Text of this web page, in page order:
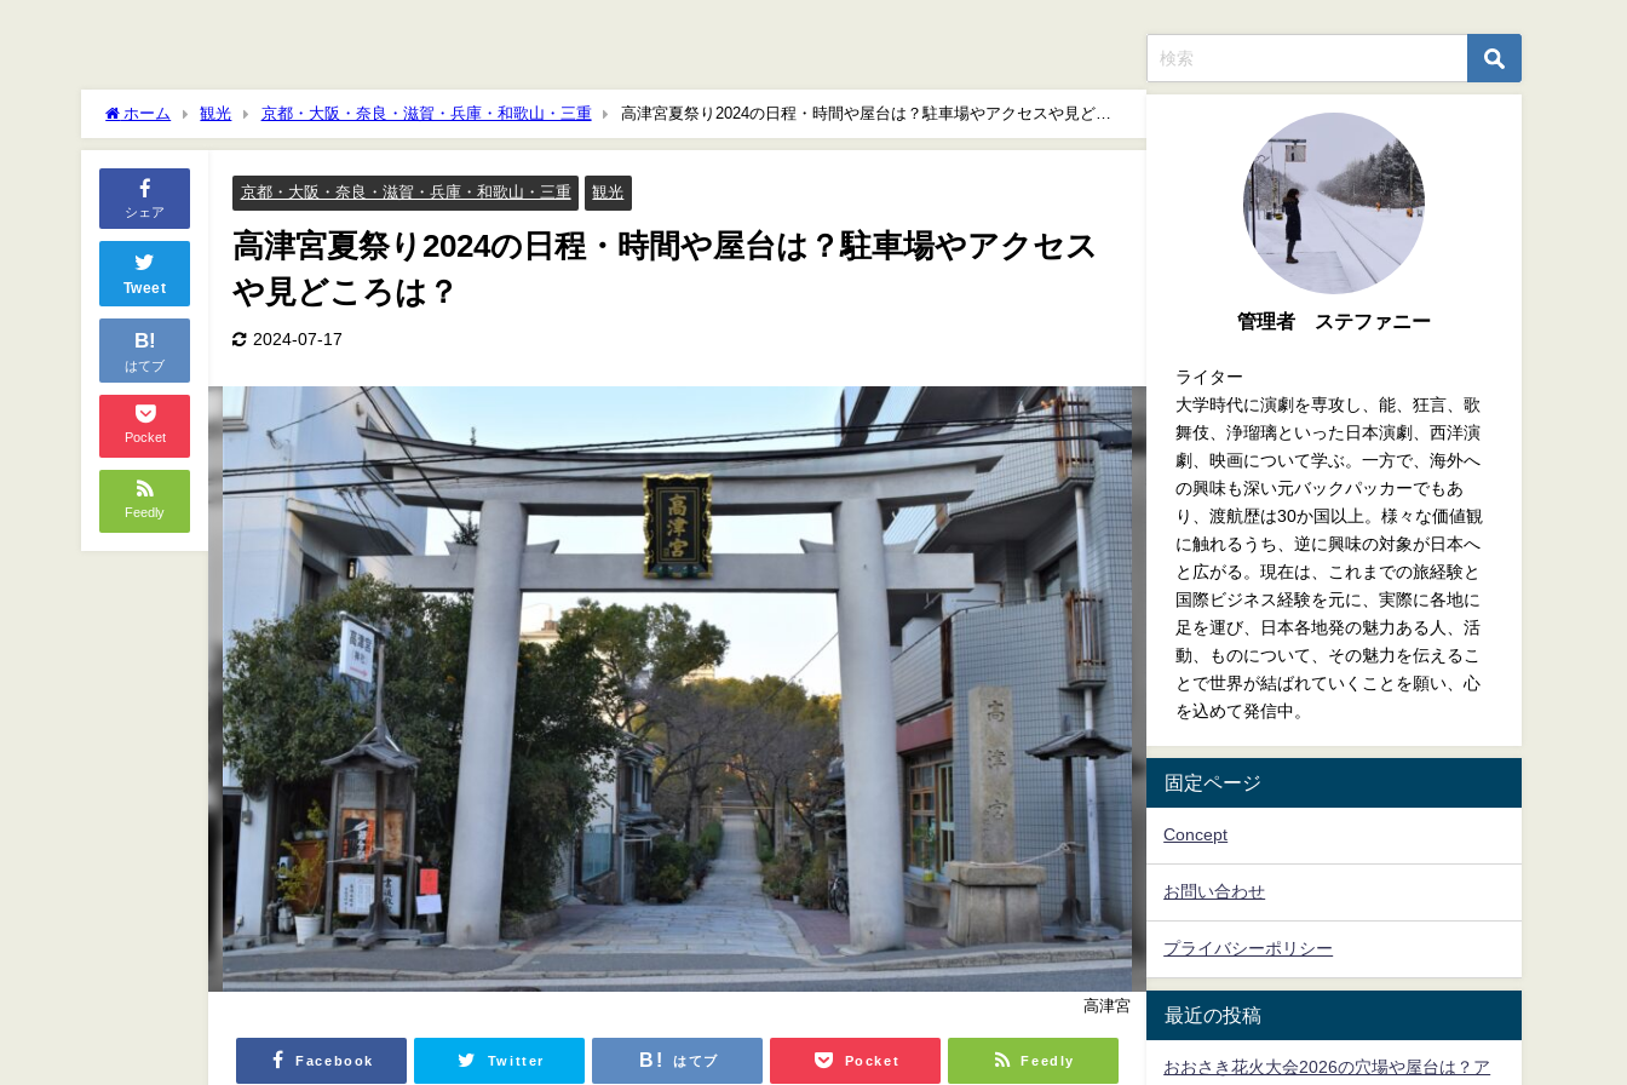
ホーム 観光 京都・大阪・奈良・滋賀・兵庫・和歌山・三重
高津宮夏祭り2024の日程・時間や屋台は？駐車場やアクセスや見どこ
ろは？
シェア
Tweet
B!
はてブ
Pocket
Feedly
京都・大阪・奈良・滋賀・兵庫・和歌山・三重 観光
高津宮夏祭り2024の日程・時間や屋台は？駐車場やアクセス
や見どころは？
2024-07-17
高津宮
Facebook Twitter はてブ Pocket Feedly
管理者 ステファニー
ライター
大学時代に演劇を専攻し、能、狂言、歌
舞伎、浄瑠璃といった日本演劇、西洋演
劇、映画について学ぶ。一方で、海外へ
の興味も深い元バックパッカーでもあ
り、渡航歴は30か国以上。様々な価値観
に触れるうち、逆に興味の対象が日本へ
と広がる。現在は、これまでの旅経験と
国際ビジネス経験を元に、実際に各地に
足を運び、日本各地発の魅力ある人、活
動、ものについて、その魅力を伝えるこ
とで世界が結ばれていくことを願い、心
を込めて発信中。
固定ページ
Concept
お問い合わせ
プライバシーポリシー
最近の投稿
おおさき花火大会2026の穴場や屋台は？ア